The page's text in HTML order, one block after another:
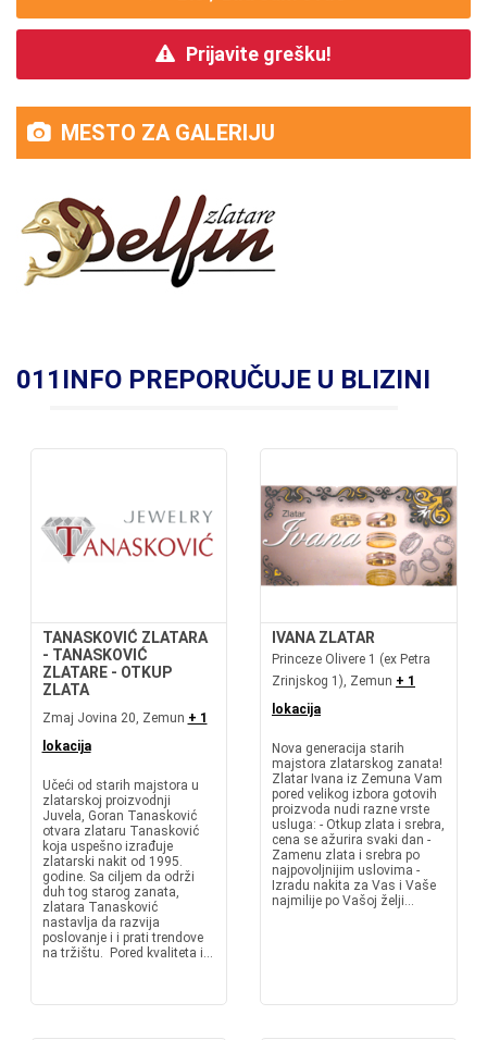
Prijavite grešku!
MESTO ZA GALERIJU
011INFO PREPORUČUJE U BLIZINI
TANASKOVIĆ ZLATARA
- TANASKOVIĆ
ZLATARE - OTKUP
ZLATA
Zmaj Jovina 20, Zemun + 1
lokacija
Učeći od starih majstora u
zlatarskoj proizvodnji
Juvela, Goran Tanasković
otvara zlataru Tanasković
koja uspešno izrađuje
zlatarski nakit od 1995.
godine. Sa ciljem da održi
duh tog starog zanata,
zlatara Tanasković
nastavlja da razvija
poslovanje i i prati trendove
na tržištu. Pored kvaliteta i...
IVANA ZLATAR
Princeze Olivere 1 (ex Petra
Zrinjskog 1), Zemun + 1
lokacija
Nova generacija starih
majstora zlatarskog zanata!
Zlatar Ivana iz Zemuna Vam
pored velikog izbora gotovih
proizvoda nudi razne vrste
usluga: - Otkup zlata i srebra,
cena se ažurira svaki dan -
Zamenu zlata i srebra po
najpovoljnijim uslovima -
Izradu nakita za Vas i Vaše
najmilije po Vašoj želji...